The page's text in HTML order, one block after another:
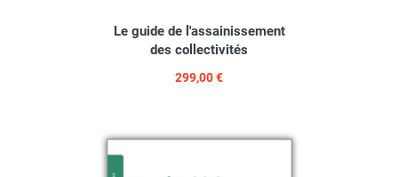
Le guide de l'assainissement
des collectivités
299,00 €